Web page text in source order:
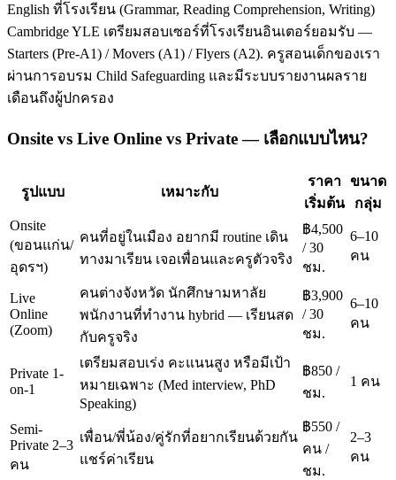
English ที่โรงเรียน (Grammar, Reading Comprehension, Writing)
Cambridge YLE เตรียมสอบเซอร์ที่โรงเรียนอินเตอร์ยอมรับ —
Starters (Pre-A1) / Movers (A1) / Flyers (A2). ครูสอนเด็กของเรา
ผ่านการอบรม Child Safeguarding และมีระบบรายงานผลราย
เดือนถึงผู้ปกครอง
Onsite vs Live Online vs Private — เลือกแบบไหน?
รูปแบบ เหมาะกับ
ราคา
เริ่มต้น
ขนาด
กลุ่ม
Onsite
(ขอนแก่น/
อุดรฯ)
คนที่อยู่ในเมือง อยากมี routine เดิน
ทางมาเรียน เจอเพื่อนและครูตัวจริง
฿4,500
/ 30
ชม.
6–10
คน
Live
Online
(Zoom)
คนต่างจังหวัด นักศึกษามหาลัย
พนักงานที่ทำงาน hybrid — เรียนสด
กับครูจริง
฿3,900
/ 30
ชม.
6–10
คน
Private 1-
on-1
เตรียมสอบเร่ง คะแนนสูง หรือมีเป้า
หมายเฉพาะ (Med interview, PhD
Speaking)
฿850 /
ชม.
1 คน
Semi-
Private 2–3
คน
เพื่อน/พี่น้อง/คู่รักที่อยากเรียนด้วยกัน
แชร์ค่าเรียน
฿550 /
คน /
ชม.
2–3
คน